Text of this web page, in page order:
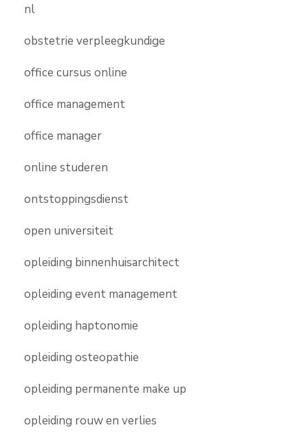
nl
obstetrie verpleegkundige
office cursus online
office management
office manager
online studeren
ontstoppingsdienst
open universiteit
opleiding binnenhuisarchitect
opleiding event management
opleiding haptonomie
opleiding osteopathie
opleiding permanente make up
opleiding rouw en verlies